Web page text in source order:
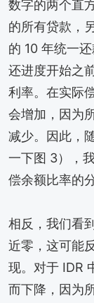
数字的两个直
的所有贷款，
的 10 年统一
还进度开始之
利率。在实际
会增加，因为
减少。因此，
一下图 3），
偿余额比率的
相反，我们看
近零，这可能
现。对于 IDR
而下降，因为